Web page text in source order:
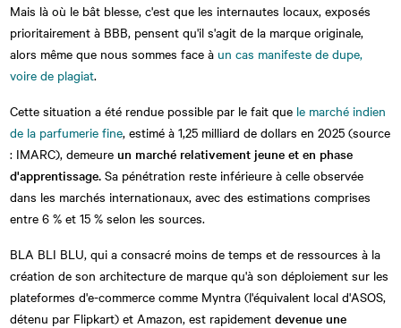
Mais là où le bât blesse, c'est que les internautes locaux, exposés
prioritairement à BBB, pensent qu'il s'agit de la marque originale,
alors même que nous sommes face à un cas manifeste de dupe,
voire de plagiat.
Cette situation a été rendue possible par le fait que le marché indien
de la parfumerie fine, estimé à 1,25 milliard de dollars en 2025 (source
: IMARC), demeureun marché relativement jeune et en phase
d'apprentissage. Sa pénétration reste inférieure à celle observée
dans les marchés internationaux, avec des estimations comprises
entre 6 % et 15 % selon les sources.
BLA BLI BLU, qui a consacré moins de temps et de ressources à la
création de son architecture de marque qu'à son déploiement sur les
plateformes d'e-commerce comme Myntra (l'équivalent local d'ASOS,
détenu par Flipkart) et Amazon, est rapidementdevenue une